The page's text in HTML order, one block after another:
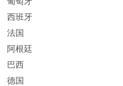
西班牙
法国
阿根廷
巴西
德国